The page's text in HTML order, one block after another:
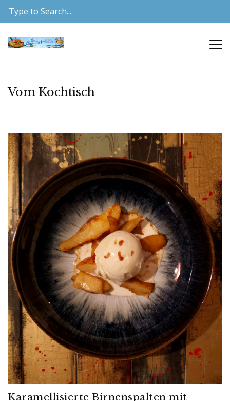
Vom Kochtisch
Karamellisierte Birnenspalten mit